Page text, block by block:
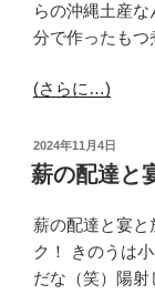
らの沖縄土産
分で作ったも
(さらに…)
投
稿
日:
2024年11月4日
薪の配達と
薪の配達と宴
ク！ きのうは
だな（笑）陽